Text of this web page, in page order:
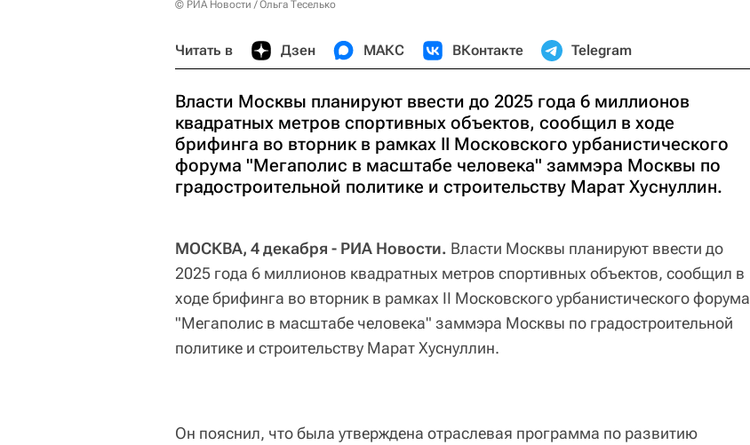
© РИА Новости / Ольга Теселько
Читать в Дзен МАКС ВКонтакте Telegram
Власти Москвы планируют ввести до 2025 года 6 миллионов
квадратных метров спортивных объектов, сообщил в ходе
брифинга во вторник в рамках II Московского урбанистического
форума "Мегаполис в масштабе человека" заммэра Москвы по
градостроительной политике и строительству Марат Хуснуллин.
МОСКВА, 4 декабря - РИА Новости. Власти Москвы планируют ввести до
2025 года 6 миллионов квадратных метров спортивных объектов, сообщил в
ходе брифинга во вторник в рамках II Московского урбанистического форума
"Мегаполис в масштабе человека" заммэра Москвы по градостроительной
политике и строительству Марат Хуснуллин.
Он пояснил, что была утверждена отраслевая программа по развитию